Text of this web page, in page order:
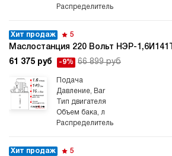
Маслостанция 220 Вольт НЭР-1,6И141Т
Хит продаж 5
61 375 руб -9% 66 899 руб
Хит продаж 5